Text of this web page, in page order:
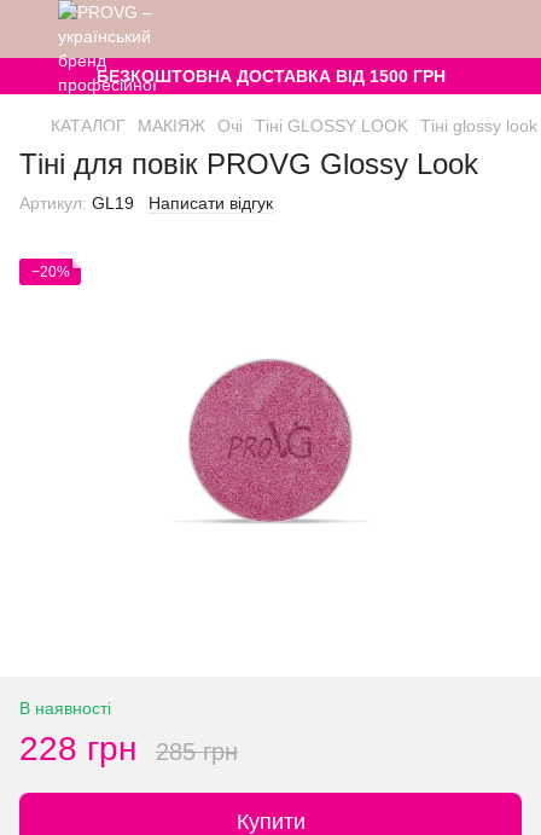
БЕЗКОШТОВНА ДОСТАВКА ВІД 1500 ГРН
КАТАЛОГ МАКІЯЖ Очі Тіні GLOSSY LOOK Тіні glossy
Тіні для повік PROVG Glossy Look
Артикул: GL19 Написати відгук
−20%
В наявності
228 грн 285 грн
Купити